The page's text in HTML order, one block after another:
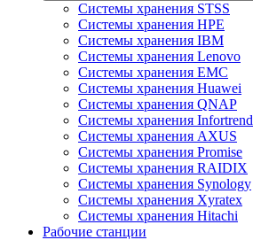
Системы хранения STSS
Системы хранения HPE
Системы хранения IBM
Системы хранения Lenovo
Системы хранения EMC
Системы хранения Huawei
Системы хранения QNAP
Системы хранения Infortrend
Системы хранения AXUS
Системы хранения Promise
Системы хранения RAIDIX
Системы хранения Synology
Системы хранения Xyratex
Системы хранения Hitachi
Рабочие станции